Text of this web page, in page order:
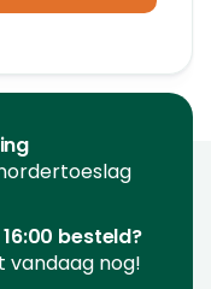
besteld?
vandaag nog!